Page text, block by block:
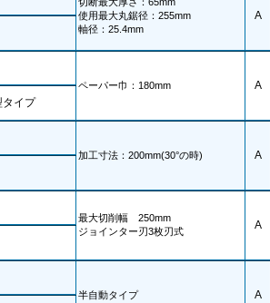
使用最大丸鋸径：255mm
軸径：25.4mm
A
ペーパー巾：180mm A
イプ
加工寸法：200mm(30°の時) A
最大切削幅 250mm
ジョインター刃3枚刃式
A
半自動タイプ A